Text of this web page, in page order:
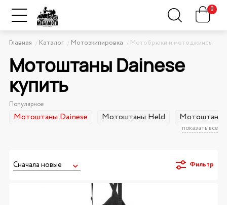
0
Главная Каталог Мотоэкипировка Мотобрюки и мотоджинсы
Мотоштаны Dainese
купить
Популярное
показать все
Мотоштаны Dainese Мотоштаны Held Мотоштаны
Фильтр